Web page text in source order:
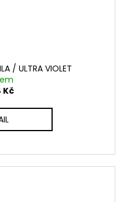
/ ULTRA VIOLET
Kč